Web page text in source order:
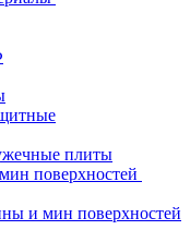
плиты
поверхностей
и мин поверхностей